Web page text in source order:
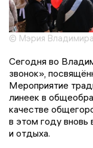
© Мэрия Владимира
Сегодня во
звонок»,
Мероприятие
линеек в
качестве
в этом году вновь
и отдыха.